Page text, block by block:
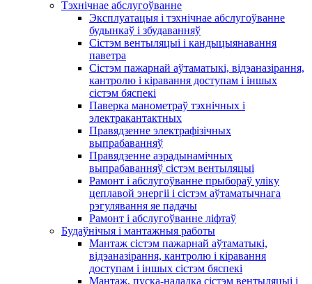
Тэхнічнае абслугоўванне
Эксплуатацыя і тэхнічнае абслугоўванне
будынкаў і збудаванняў
Сістэм вентыляцыі і кандыцыянавання
паветра
Сістэм пажарнай аўтаматыкі, відэаназірання,
кантролю і кіравання доступам і іншых
сістэм бяспекі
Паверка манометраў тэхнічных і
электракантактных
Правядзенне электрафізічных
выпрабаванняў
Правядзенне аэрадынамічных
выпрабаванняў сістэм вентыляцыі
Рамонт і абслугоўванне прыбораў уліку
цеплавой энергіі і сістэм аўтаматычнага
рэгулявання яе падачы
Рамонт і абслугоўванне ліфтаў
Будаўнічыя і мантажныя работы
Мантаж сістэм пажарнай аўтаматыкі,
відэаназірання, кантролю і кіравання
доступам і іншых сістэм бяспекі
Мантаж, пуска-наладка сістэм вентыляцыі і